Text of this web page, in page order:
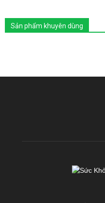
Sản phẩm khuyên dùng